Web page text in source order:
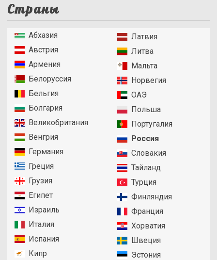
Страны
Абхазия
Австрия
Армения
Белоруссия
Бельгия
Болгария
Великобритания
Венгрия
Германия
Греция
Грузия
Египет
Израиль
Италия
Испания
Кипр
Латвия
Литва
Мальта
Норвегия
ОАЭ
Польша
Португалия
Россия
Словакия
Тайланд
Турция
Финляндия
Франция
Хорватия
Швеция
Эстония